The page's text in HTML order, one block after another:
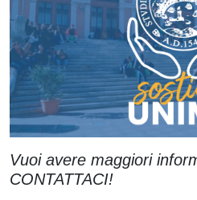
Vuoi avere maggiori
CONTATTACI!